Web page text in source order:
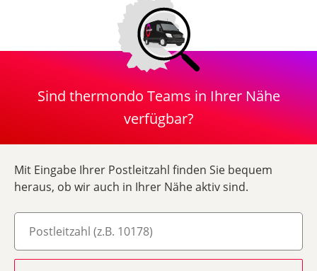
Sind thermondo Teams in Ihrer Nähe
verfügbar?
Mit Eingabe Ihrer Postleitzahl finden Sie bequem
heraus, ob wir auch in Ihrer Nähe aktiv sind.